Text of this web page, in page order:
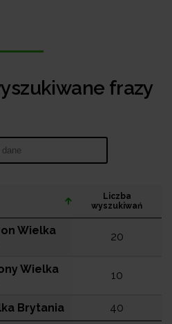
frazy
Liczba
wyszukiwań
Wielka
20
Wielka
10
Brytania 40